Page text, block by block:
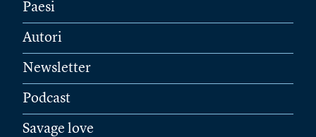
Paesi
Autori
Newsletter
Podcast
Savage love